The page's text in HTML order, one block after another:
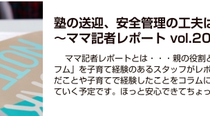
塾の送迎、安全管理の工夫
～ママ記者レポート vol.20
ママ記者レポートとは・・・親の役割
フム」を子育て経験のあるスタッフがレ
だことや子育てで経験したことをコラム
ていく予定です。ほっと安心できてちょ